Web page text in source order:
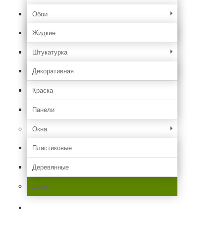
Обои
Жидкие
Штукатурка
Декоративная
Краска
Панели
Окна
Пластиковые
Деревянные
Двери